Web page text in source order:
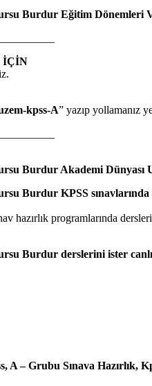
Burdur Eğitim Dönemleri
İÇİN
kpss-A” yazıp yollamanız
Burdur Akademi Dünyası
Burdur KPSS
hazırlık programlarında
Burdur derslerini ister
A – Grubu Sınava Hazırlık,